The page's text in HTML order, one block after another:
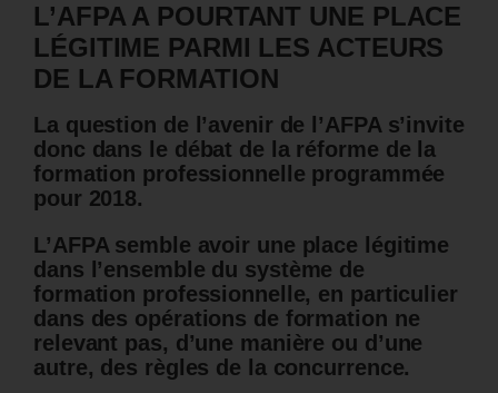
L’AFPA A POURTANT UNE PLACE
LÉGITIME PARMI LES ACTEURS
DE LA FORMATION
La question de l’avenir de l’AFPA s’invite
donc dans le débat de la réforme de la
formation professionnelle programmée
pour 2018.
L’AFPA semble avoir une place légitime
dans l’ensemble du système de
formation professionnelle, en particulier
dans des opérations de formation ne
relevant pas, d’une manière ou d’une
autre, des règles de la concurrence.